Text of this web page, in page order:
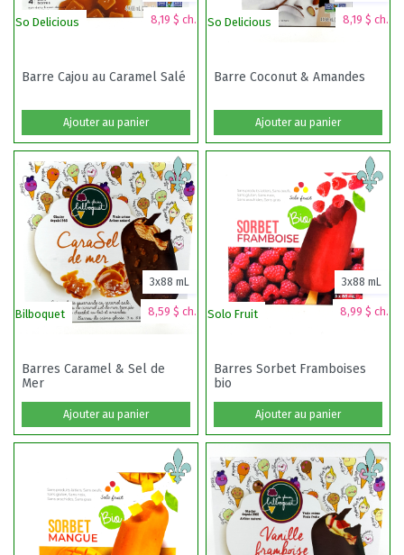
So Delicious 8,19 $ ch.
Barre Cajou au Caramel Salé
Ajouter au panier
So Delicious 8,19 $ ch.
Barre Coconut & Amandes
Ajouter au panier
Bilboquet 8,59 $ ch.
3x88 mL
Barres Caramel & Sel de
Mer
Ajouter au panier
Solo Fruit 8,99 $ ch.
3x88 mL
Barres Sorbet Framboises
bio
Ajouter au panier